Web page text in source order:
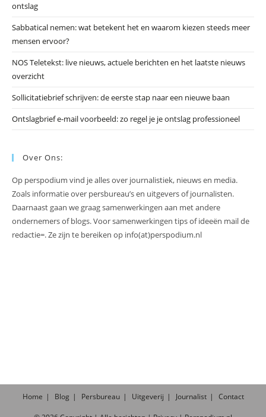
ontslag
Sabbatical nemen: wat betekent het en waarom kiezen steeds meer
mensen ervoor?
NOS Teletekst: live nieuws, actuele berichten en het laatste nieuws
overzicht
Sollicitatiebrief schrijven: de eerste stap naar een nieuwe baan
Ontslagbrief e-mail voorbeeld: zo regel je je ontslag professioneel
Over Ons:
Op perspodium vind je alles over journalistiek, nieuws en media.
Zoals informatie over persbureau’s en uitgevers of journalisten.
Daarnaast gaan we graag samenwerkingen aan met andere
ondernemers of blogs. Voor samenwerkingen tips of ideeën mail de
redactie=. Ze zijn te bereiken op info(at)perspodium.nl
Home Blog Persbureau Uitgeverij Journalist Contact